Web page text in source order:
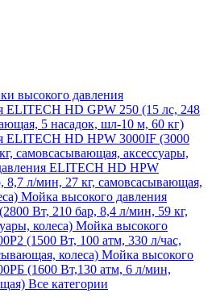
высокого давления
ELITECH HD GPW 250 (15 лс, 248
5 насадок, шл-10 м, 60 кг)
ELITECH HD HPW 3000IF (3000
самовсасывающая, аксессуары,
ELITECH HD HPW
8,7 л/мин, 27 кг, самовсасывающая,
Мойка высокого давления
Вт, 210 бар, 8,4 л/мин, 59 кг,
колеса) Мойка высокого
(1500 Вт, 100 атм, 330 л/час,
колеса) Мойка высокого
(1600 Вт,130 атм, 6 л/мин,
Все категории